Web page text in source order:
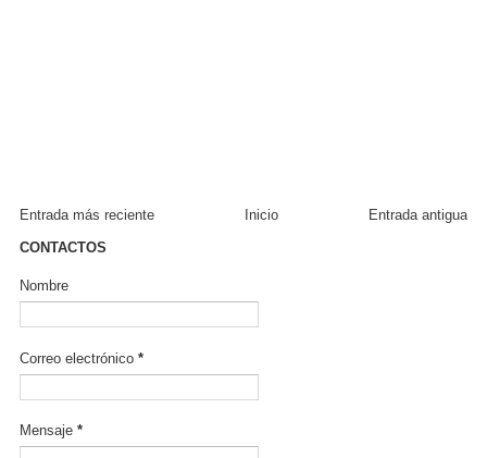
Entrada más reciente Entrada antigua
Inicio
CONTACTOS
Nombre
Correo electrónico *
Mensaje *